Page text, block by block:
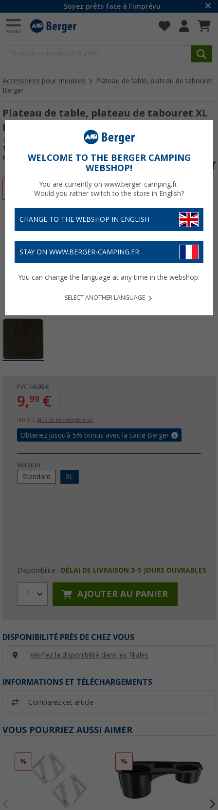
Soyez prêts face à l'imprévu
Accessoires pour meubles
Plateau de table, plateau de tabouret
Berger
Plateau de table, plateau de tabouret XL
Berger
100)
Testeur de produits:
N° d'art : 729800
-50%
PVC 19,99 €
9,99 €
Prix TTC plus les frais d'expédition
Obtenez jusqu'à 5% bonus avec la carte Berger
Version
Standard
XL
Disponibilité : DÉLAI DE LIVRAISON 3-5 JOURS OUVRABLES
1 AJOUTER AU PANIER
DISPONIBILITÉ PRÈS DE CHEZ VOUS
Vérifiez la disponibilité dans les filiales
INFORMATIONS ET TÉLÉCHARGEMENTS
Comparez cet article
VOUS POURRIEZ AUSSI AIMER
% %
WELCOME TO THE BERGER CAMPING
WEBSHOP!
You are currently on www.berger-camping.fr.
Would you rather switch to the store in English?
CHANGE TO THE WEBSHOP IN ENGLISH
STAY ON WWW.BERGER-CAMPING.FR
You can change the language at any time in the webshop.
SELECT ANOTHER LANGUAGE